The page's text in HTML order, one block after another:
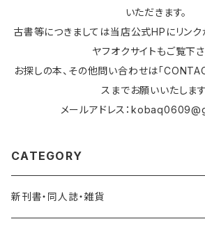
いただきます。
古書等につきましては当店公式HPにリンク
ヤフオクサイトもご覧下さ
お探しの本、その他問い合わせは「
スまでお願いいたします
メールアドレス：
CATEGORY
新刊書・同人誌・雑貨